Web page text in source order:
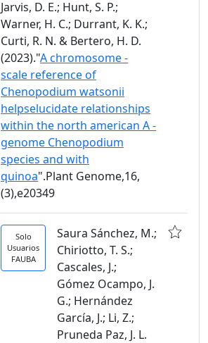
Jarvis, D. E.; Hunt, S. P.;
Warner, H. C.; Durrant, K. K.;
Curti, R. N. & Bertero, H. D.
(2023)."A chromosome -
scale reference of
Chenopodium watsonii
helpselucidate relationships
within the north american A -
genome Chenopodium
species and with
quinoa".Plant Genome,16,
(3),e20349
Solo
Usuarios
FAUBA
Saura Sánchez, M.;
Chiriotto, T. S.;
Cascales, J.;
Gómez Ocampo, J.
G.; Hernández
García, J.; Li, Z.;
Pruneda Paz, J. L.